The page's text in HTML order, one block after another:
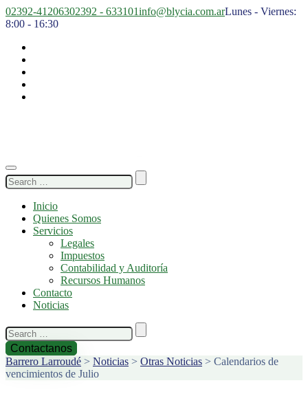
02392-41206302392 - 633101info@blycia.com.arLunes - Viernes:
8:00 - 16:30
Search
for:
Inicio
Quienes Somos
Servicios
Legales
Impuestos
Contabilidad y Auditoría
Recursos Humanos
Contacto
Noticias
Search
for:
Contactanos
Barrero Larroudé > Noticias > Otras Noticias > Calendarios de
vencimientos de Julio